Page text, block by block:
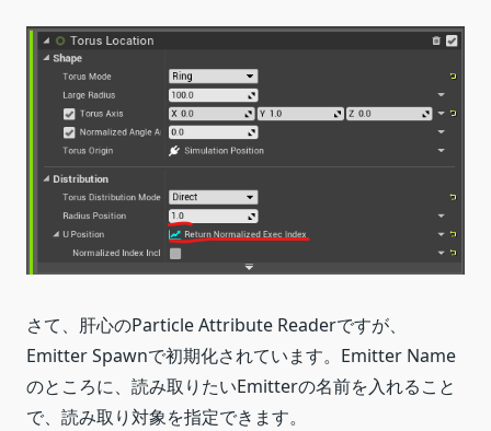
さて、肝心のParticle Attribute Readerですが、
Emitter Spawnで初期化されています。Emitter Name
のところに、読み取りたいEmitterの名前を入れること
で、読み取り対象を指定できます。